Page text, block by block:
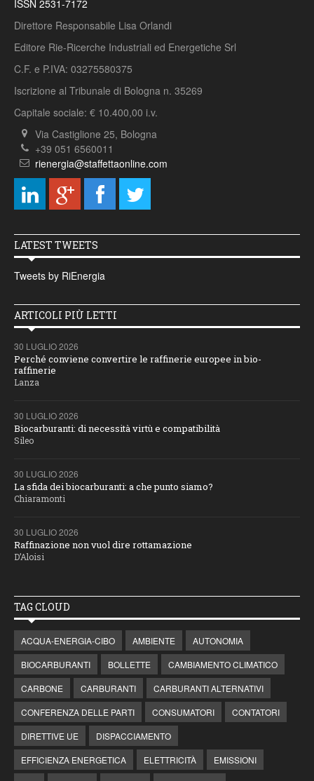
ISSN 2531-7172
Direttore Responsabile Lisa Orlandi
Editore Rie-Ricerche Industriali ed Energetiche Srl
C.F. e P.IVA: 03275580375
Iscrizione al Tribunale di Bologna n. 35269
Capitale sociale: € 10.400,00 i.v.
Via Castiglione 25, Bologna
+39 051 6560011
rienergia@staffettaonline.com
LATEST TWEETS
Tweets by RiEnergia
ARTICOLI PIÙ LETTI
30 LUGLIO 2026
Perché conviene convertire le raffinerie europee in bio-
raffinerie
Lanza
30 LUGLIO 2026
Biocarburanti: di necessità virtù e compatibilità
Sileo
30 LUGLIO 2026
La sfida dei biocarburanti: a che punto siamo?
Chiaramonti
30 LUGLIO 2026
Raffinazione non vuol dire rottamazione
D’Aloisi
TAG CLOUD
ACQUA-ENERGIA-CIBO AMBIENTE
AUTONOMIA
BIOCARBURANTI
BOLLETTE
CAMBIAMENTO CLIMATICO
CARBONE
CARBURANTI
CARBURANTI ALTERNATIVI
CONFERENZA DELLE PARTI
CONSUMATORI
CONTATORI
DIRETTIVE UE
DISPACCIAMENTO
EFFICIENZA ENERGETICA
ELETTRICITÀ
EMISSIONI